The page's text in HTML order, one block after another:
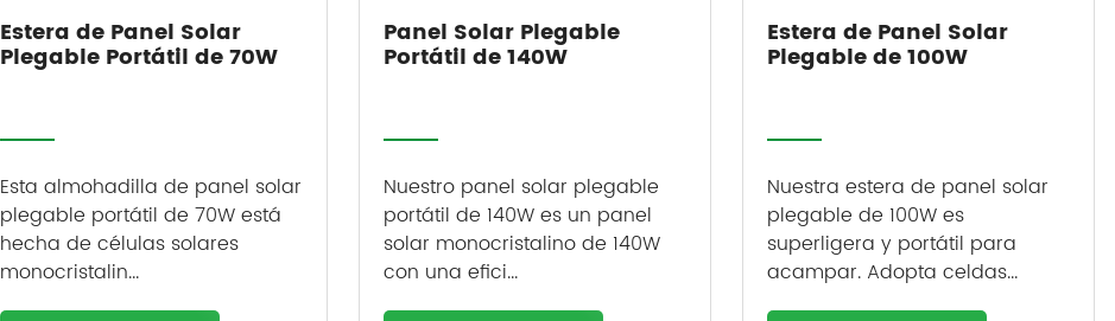
Estera de Panel Solar
Plegable Portátil de 70W
Esta almohadilla de panel solar
plegable portátil de 70W está
hecha de células solares
monocristalin...
Panel Solar Plegable
Portátil de 140W
Nuestro panel solar plegable
portátil de 140W es un panel
solar monocristalino de 140W
con una efici...
Estera de Panel Solar
Plegable de 100W
Nuestra estera de panel solar
plegable de 100W es
superligera y portátil para
acampar. Adopta celdas...